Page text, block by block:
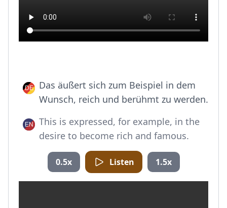
Das äußert sich zum Beispiel in dem
Wunsch, reich und berühmt zu werden.
This is expressed, for example, in the
desire to become rich and famous.
0.5x Listen 1.5x